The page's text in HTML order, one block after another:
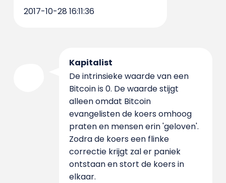
2017-10-28 16:11:36
Kapitalist
De intrinsieke waarde van een
Bitcoin is 0. De waarde stijgt
alleen omdat Bitcoin
evangelisten de koers omhoog
praten en mensen erin 'geloven'.
Zodra de koers een flinke
correctie krijgt zal er paniek
ontstaan en stort de koers in
elkaar.